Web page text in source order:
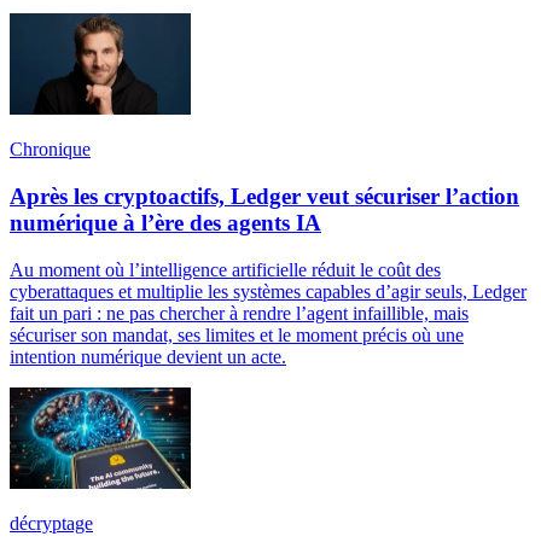
Chronique
Après les cryptoactifs, Ledger veut sécuriser l’action
numérique à l’ère des agents IA
Au moment où l’intelligence artificielle réduit le coût des
cyberattaques et multiplie les systèmes capables d’agir seuls, Ledger
fait un pari : ne pas chercher à rendre l’agent infaillible, mais
sécuriser son mandat, ses limites et le moment précis où une
intention numérique devient un acte.
décryptage